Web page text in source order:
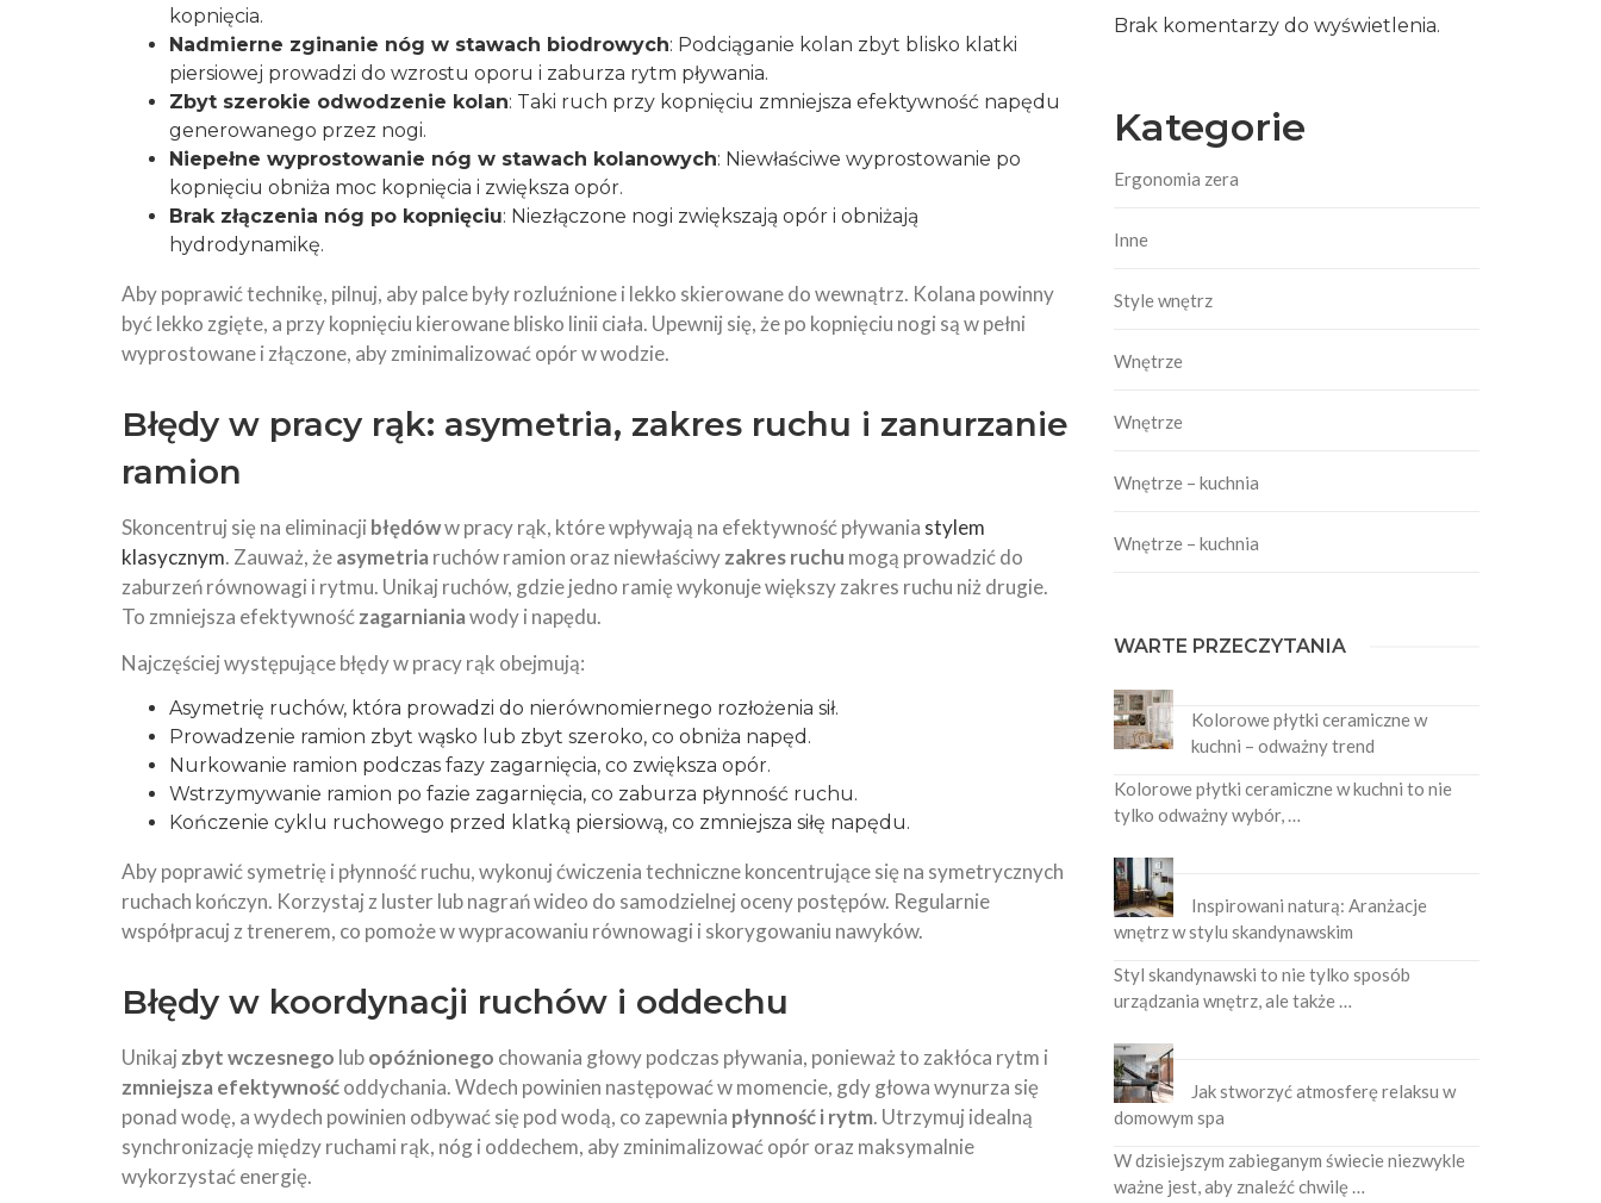
kopnięcia.
Nadmierne zginanie nóg w stawach biodrowych: Podciąganie kolan zbyt blisko klatki
piersiowej prowadzi do wzrostu oporu i zaburza rytm pływania.
Zbyt szerokie odwodzenie kolan: Taki ruch przy kopnięciu zmniejsza efektywność napędu
generowanego przez nogi.
Niepełne wyprostowanie nóg w stawach kolanowych: Niewłaściwe wyprostowanie po
kopnięciu obniża moc kopnięcia i zwiększa opór.
Brak złączenia nóg po kopnięciu: Niezłączone nogi zwiększają opór i obniżają
hydrodynamikę.
Aby poprawić technikę, pilnuj, aby palce były rozluźnione i lekko skierowane do wewnątrz. Kolana powinny
być lekko zgięte, a przy kopnięciu kierowane blisko linii ciała. Upewnij się, że po kopnięciu nogi są w pełni
wyprostowane i złączone, aby zminimalizować opór w wodzie.
Błędy w pracy rąk: asymetria, zakres ruchu i zanurzanie
ramion
Skoncentruj się na eliminacji błędóww pracy rąk, które wpływają na efektywność pływania stylem
klasycznym. Zauważ, żeasymetriaruchów ramion oraz niewłaściwyzakres ruchu mogą prowadzić do
zaburzeń równowagi i rytmu. Unikaj ruchów, gdzie jedno ramię wykonuje większy zakres ruchu niż drugie.
To zmniejsza efektywnośćzagarnianiawody i napędu.
Najczęściej występujące błędy w pracy rąk obejmują:
Asymetrię ruchów, która prowadzi do nierównomiernego rozłożenia sił.
Prowadzenie ramion zbyt wąsko lub zbyt szeroko, co obniża napęd.
Nurkowanie ramion podczas fazy zagarnięcia, co zwiększa opór.
Wstrzymywanie ramion po fazie zagarnięcia, co zaburza płynność ruchu.
Kończenie cyklu ruchowego przed klatką piersiową, co zmniejsza siłę napędu.
Aby poprawić symetrię i płynność ruchu, wykonuj ćwiczenia techniczne koncentrujące się na symetrycznych
ruchach kończyn. Korzystaj z luster lub nagrań wideo do samodzielnej oceny postępów. Regularnie
współpracuj z trenerem, co pomoże w wypracowaniu równowagi i skorygowaniu nawyków.
Błędy w koordynacji ruchów i oddechu
Unikaj zbyt wczesnego lubopóźnionego chowania głowy podczas pływania, ponieważ to zakłóca rytm i
zmniejsza efektywnośćoddychania. Wdech powinien następować w momencie, gdy głowa wynurza się
ponad wodę, a wydech powinien odbywać się pod wodą, co zapewnia płynność i rytm. Utrzymuj idealną
synchronizację między ruchami rąk, nóg i oddechem, aby zminimalizować opór oraz maksymalnie
wykorzystać energię.
Brak komentarzy do wyświetlenia.
Kategorie
Ergonomia zera
Inne
Style wnętrz
Wnętrze
Wnętrze
Wnętrze – kuchnia
Wnętrze – kuchnia
WARTE PRZECZYTANIA
Kolorowe płytki ceramiczne w
kuchni – odważny trend
Kolorowe płytki ceramiczne w kuchni to nie
tylko odważny wybór, …
Inspirowani naturą: Aranżacje
wnętrz w stylu skandynawskim
Styl skandynawski to nie tylko sposób
urządzania wnętrz, ale także …
Jak stworzyć atmosferę relaksu w
domowym spa
W dzisiejszym zabieganym świecie niezwykle
ważne jest, aby znaleźć chwilę …